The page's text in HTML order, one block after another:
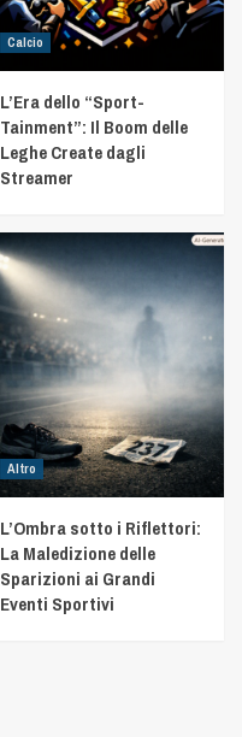
Calcio
L’Era dello “Sport-
Tainment”: Il Boom delle
Leghe Create dagli
Streamer
Altro
L’Ombra sotto i Riflettori:
La Maledizione delle
Sparizioni ai Grandi
Eventi Sportivi